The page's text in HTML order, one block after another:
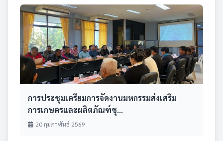
การประชุมเตรียมการจัดงานมหกรรมส่งเสริม
การเกษตรและผลิตภัณฑ์ชุ...
20 กุมภาพันธ์ 2569